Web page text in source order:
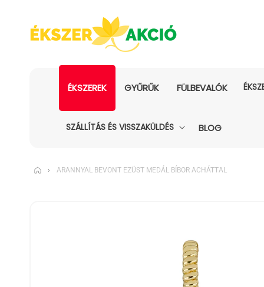
ÉKSZEREK GYŰRŰK FÜLBEVALÓK
SZÁLLÍTÁS ÉS VISSZAKÜLDÉS BLOG
› ARANNYAL BEVONT EZÜST MEDÁL BÍBOR ACHÁTTAL